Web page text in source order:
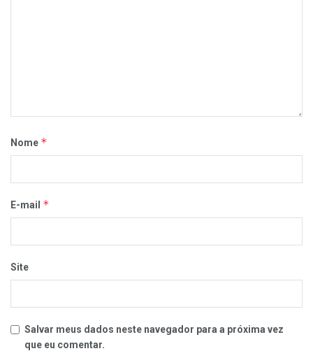
Nome *
E-mail *
Site
Salvar meus dados neste navegador para a próxima vez
que eu comentar.